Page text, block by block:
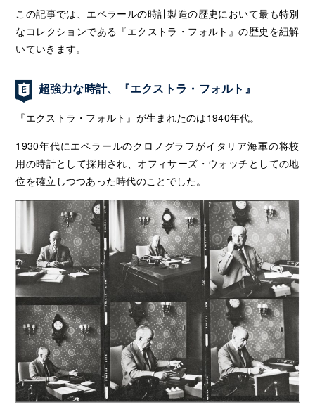
この記事では、エベラールの時計製造の歴史において最も特別
なコレクションである『エクストラ・フォルト』の歴史を紐解
いていきます。
超強力な時計、『エクストラ・フォルト』
『エクストラ・フォルト』が生まれたのは1940年代。
1930年代にエベラールのクロノグラフがイタリア海軍の将校
用の時計として採用され、オフィサーズ・ウォッチとしての地
位を確立しつつあった時代のことでした。